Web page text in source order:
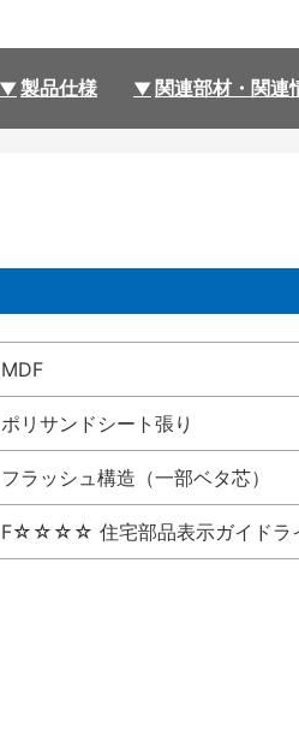
製品仕様 関連部材・関連
MDF
ポリサンドシート張り
フラッシュ構造（一部ベタ芯）
F☆☆☆☆ 住宅部品表示ガイドラ